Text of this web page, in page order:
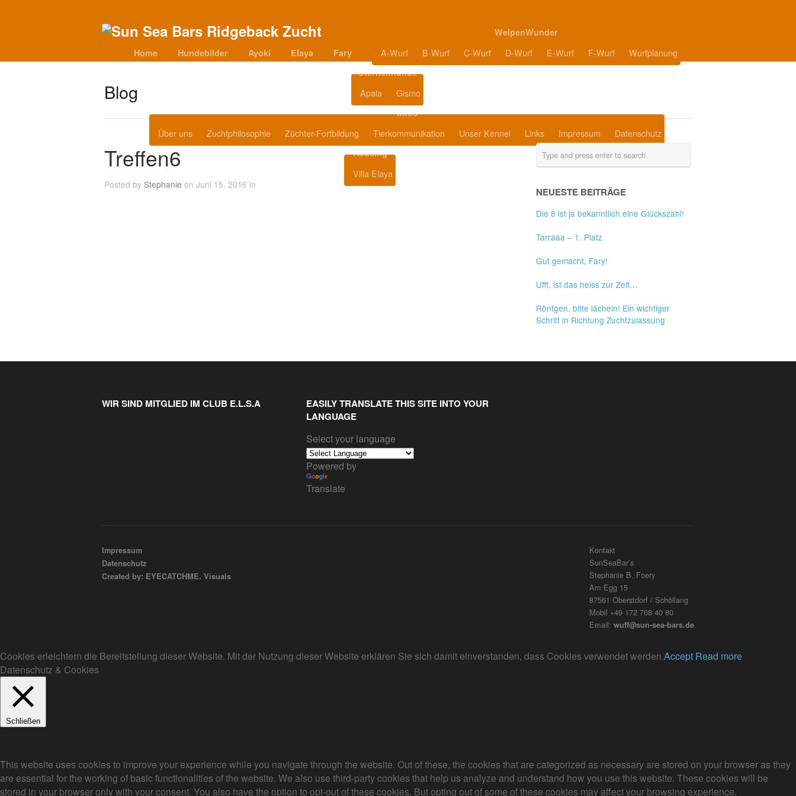
Home Hundebilder Ayoki Elaya Fary
WelpenWunder
A-Wurf B-Wurf C-Wurf D-Wurf E-Wurf F-Wurf Wurfplanung
Sternenhunde
Apala Gismo
Infos
Über uns Zuchtphilosophie Züchter-Fortbildung Tierkommunikation Unser Kennel Links Impressum Datenschutz
Housing
Villa Elaya
Blog
Treffen6
Posted by Stephanie on Juni 15, 2016 in
NEUESTE BEITRÄGE
Die 8 ist ja bekanntlich eine Glückszahl!
Tarraaa – 1. Platz
Gut gemacht, Fary!
Ufff, ist das heiss zur Zeit…
Röntgen, bitte lächeln! Ein wichtiger
Schritt in Richtung Zuchtzulassung
WIR SIND MITGLIED IM CLUB E.L.S.A
EASILY TRANSLATE THIS SITE INTO YOUR
LANGUAGE
Select your language
Powered by
Translate
Impressum
Datenschutz
Created by: EYECATCHME. Visuals
Kontakt
SunSeaBar’s
Stephanie B. Foery
Am Egg 15
87561 Oberstdorf / Schöllang
Mobil +49 172 768 40 80
Email: wuff@sun-sea-bars.de
Cookies erleichtern die Bereitstellung dieser Website. Mit der Nutzung dieser Website erklären Sie sich damit einverstanden, dass Cookies verwendet werden.Accept Read more
Datenschutz & Cookies
Schließen
This website uses cookies to improve your experience while you navigate through the website. Out of these, the cookies that are categorized as necessary are stored on your browser as they
are essential for the working of basic functionalities of the website. We also use third-party cookies that help us analyze and understand how you use this website. These cookies will be
stored in your browser only with your consent. You also have the option to opt-out of these cookies. But opting out of some of these cookies may affect your browsing experience.